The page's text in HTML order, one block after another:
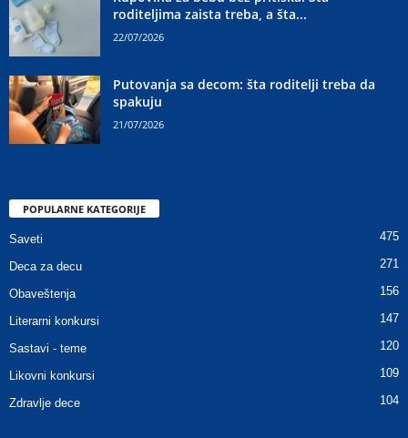
roditeljima zaista treba, a šta...
22/07/2026
Putovanja sa decom: šta roditelji treba da
spakuju
21/07/2026
POPULARNE KATEGORIJE
Saveti 475
Deca za decu 271
Obaveštenja 156
Literarni konkursi 147
Sastavi - teme 120
Likovni konkursi 109
Zdravlje dece 104